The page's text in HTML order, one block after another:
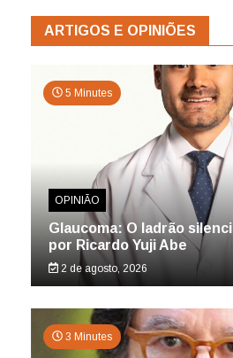
ARTIGOS E OPINIÕES
5 Minutes
OPINIÃO
Glaucoma: O ladrão
por Ricardo Yuji Abe
2 de agosto, 2026
3 Minutes